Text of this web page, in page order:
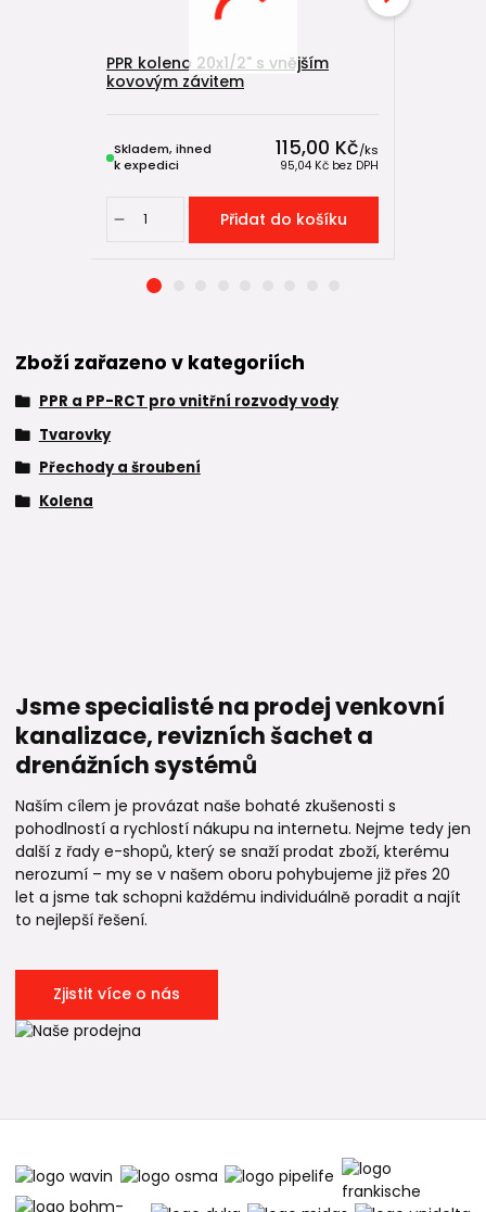
PPR koleno 20x1/2" s vnějším
kovovým závitem
115,00 Kč/ks
95,04 Kč bez DPH
Skladem, ihned
k expedici
Přidat do košíku
Zboží zařazeno v kategoriích
PPR a PP-RCT pro vnitřní rozvody vody
Tvarovky
Přechody a šroubení
Kolena
Jsme specialisté na prodej venkovní
kanalizace, revizních šachet a
drenážních systémů
Naším cílem je provázat naše bohaté zkušenosti s
pohodlností a rychlostí nákupu na internetu. Nejme tedy jen
další z řady e-shopů, který se snaží prodat zboží, kterému
nerozumí – my se v našem oboru pohybujeme již přes 20
let a jsme tak schopni každému individuálně poradit a najít
to nejlepší řešení.
Zjistit více o nás